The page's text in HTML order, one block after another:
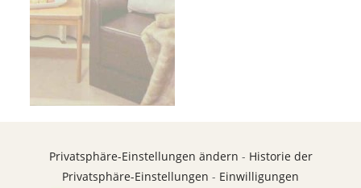
Privatsphäre-Einstellungen ändern - Historie der
Privatsphäre-Einstellungen - Einwilligungen